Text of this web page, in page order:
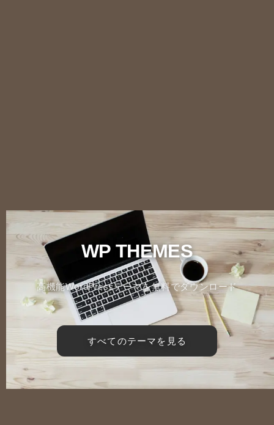
WP THEMES
高機能WordPressテーマを無料でダウンロード
すべてのテーマを見る